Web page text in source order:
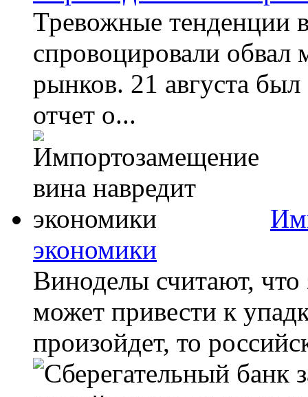
Тревожные тенденции
спровоцировали
рынков. 21 августа
отчет о...
экономики
Виноделы считают,
может привести к
произойдет, то